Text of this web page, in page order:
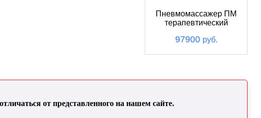
Пневмомассажер ПМ
терапевтический
97900 руб.
от представленного на нашем сайте.